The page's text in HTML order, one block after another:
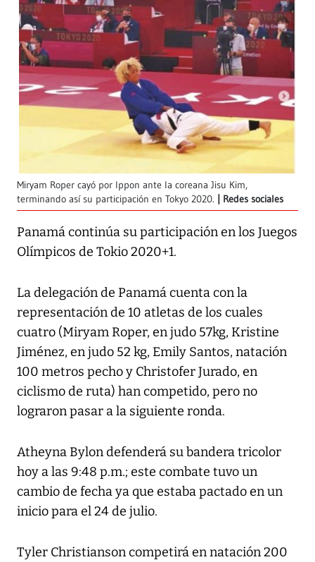
Miryam Roper cayó por Ippon ante la coreana Jisu Kim,
terminando así su participación en Tokyo 2020.
Redes sociales
Panamá continúa su participación en los Juegos
Olímpicos de Tokio 2020+1.
La delegación de Panamá cuenta con la
representación de 10 atletas de los cuales
cuatro (Miryam Roper, en judo 57kg, Kristine
Jiménez, en judo 52 kg, Emily Santos, natación
100 metros pecho y Christofer Jurado, en
ciclismo de ruta) han competido, pero no
lograron pasar a la siguiente ronda.
Atheyna Bylon defenderá su bandera tricolor
hoy a las 9:48 p.m.; este combate tuvo un
cambio de fecha ya que estaba pactado en un
inicio para el 24 de julio.
Tyler Christianson competirá en natación 200